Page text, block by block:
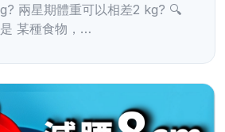
兩星期體重可以相差2 kg? 🔍
某種食物，…